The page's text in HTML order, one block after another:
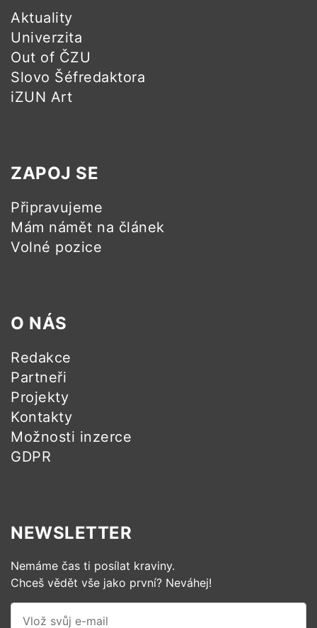
Aktuality
Univerzita
Out of ČZU
Slovo Šéfredaktora
iZUN Art
ZAPOJ SE
Připravujeme
Mám námět na článek
Volné pozice
O NÁS
Redakce
Partneři
Projekty
Kontakty
Možnosti inzerce
GDPR
NEWSLETTER
Nemáme čas ti posílat kraviny.
Chceš vědět vše jako první? Neváhej!